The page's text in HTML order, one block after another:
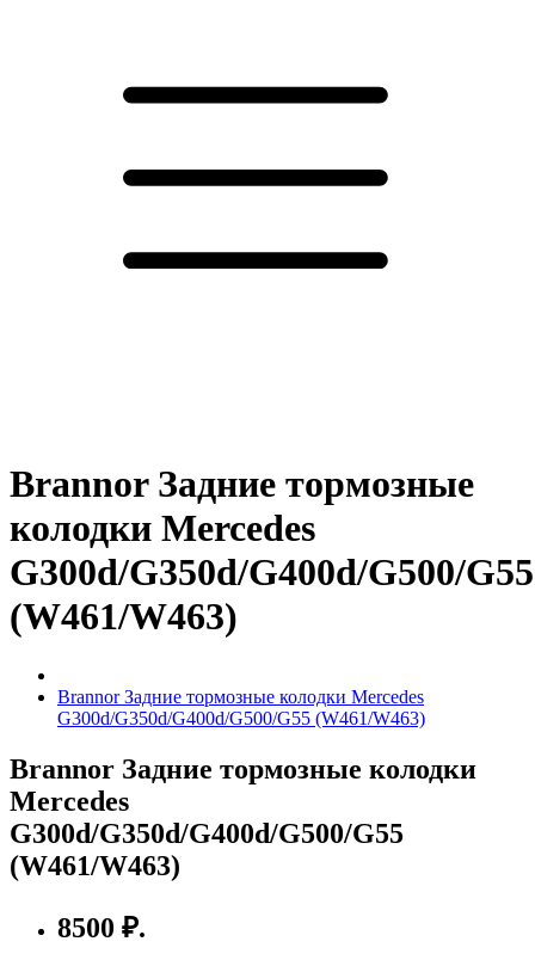
Brannor Задние тормозные
колодки Mercedes
G300d/G350d/G400d/G500/G55
(W461/W463)
Brannor Задние тормозные колодки Mercedes
G300d/G350d/G400d/G500/G55 (W461/W463)
Brannor Задние тормозные колодки
Mercedes
G300d/G350d/G400d/G500/G55
(W461/W463)
8500 ₽.